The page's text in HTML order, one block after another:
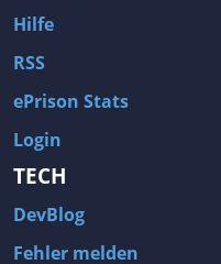
Hilfe
RSS
ePrison Stats
Login
TECH
DevBlog
Fehler melden